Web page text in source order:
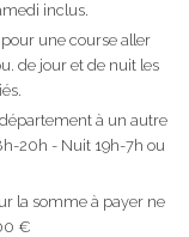
inclus.
une course aller
de jour et de nuit les
à un autre
20h - Nuit 19h-7h ou
la somme à payer ne
€